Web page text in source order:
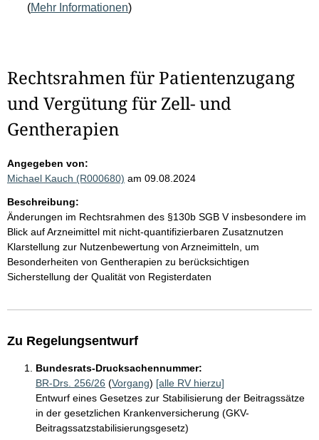
(Mehr Informationen)
Rechtsrahmen für Patientenzugang
und Vergütung für Zell- und
Gentherapien
Angegeben von:
Michael Kauch (R000680) am 09.08.2024
Beschreibung:
Änderungen im Rechtsrahmen des §130b SGB V insbesondere im
Blick auf Arzneimittel mit nicht-quantifizierbaren Zusatznutzen
Klarstellung zur Nutzenbewertung von Arzneimitteln, um
Besonderheiten von Gentherapien zu berücksichtigen
Sicherstellung der Qualität von Registerdaten
Zu Regelungsentwurf
Bundesrats-Drucksachennummer:
BR-Drs. 256/26 (Vorgang) [alle RV hierzu]
Entwurf eines Gesetzes zur Stabilisierung der Beitragssätze
in der gesetzlichen Krankenversicherung (GKV-
Beitragssatzstabilisierungsgesetz)